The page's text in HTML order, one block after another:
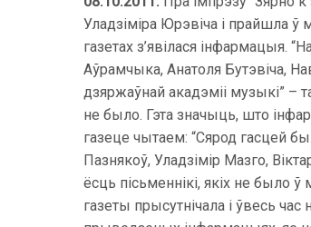
Уладзіміра Юрэвіча і прайшла ў
газетах з’явілася інфармацыя.
Аўрамчыка, Анатоля Бутэвіча,
дзяржаўнай акадэміі музыкі” –
не было. Гэта значыць, што
газеце чытаем: “Сярод гасцей
Пазнякоў, Уладзімір Мазго,
ёсць пісьменнікі, якіх не было
газеты прысутнічала і ўвесь